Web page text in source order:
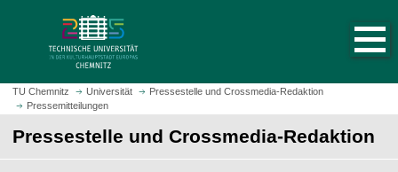
t
s
i
TU Chemnitz Universität
Pressestelle und Crossmedia-Redaktion
Pressemitteilungen
Pressestelle und Crossmedia-Redaktion